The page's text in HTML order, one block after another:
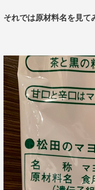
それでは原材料名を見て